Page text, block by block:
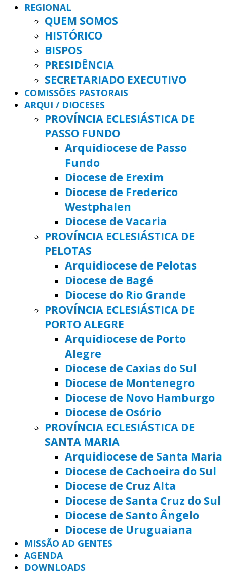
REGIONAL
QUEM SOMOS
HISTÓRICO
BISPOS
PRESIDÊNCIA
SECRETARIADO EXECUTIVO
COMISSÕES PASTORAIS
ARQUI / DIOCESES
PROVÍNCIA ECLESIÁSTICA DE
PASSO FUNDO
Arquidiocese de Passo
Fundo
Diocese de Erexim
Diocese de Frederico
Westphalen
Diocese de Vacaria
PROVÍNCIA ECLESIÁSTICA DE
PELOTAS
Arquidiocese de Pelotas
Diocese de Bagé
Diocese do Rio Grande
PROVÍNCIA ECLESIÁSTICA DE
PORTO ALEGRE
Arquidiocese de Porto
Alegre
Diocese de Caxias do Sul
Diocese de Montenegro
Diocese de Novo Hamburgo
Diocese de Osório
PROVÍNCIA ECLESIÁSTICA DE
SANTA MARIA
Arquidiocese de Santa Maria
Diocese de Cachoeira do Sul
Diocese de Cruz Alta
Diocese de Santa Cruz do Sul
Diocese de Santo Ângelo
Diocese de Uruguaiana
MISSÃO AD GENTES
AGENDA
DOWNLOADS